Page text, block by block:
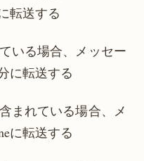
転送する
いる場合、メッセー
に転送する
まれている場合、メ
に転送する